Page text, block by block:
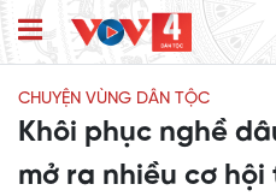
CHUYỆN VÙNG DÂN TỘC
Khôi phục nghề
mở ra nhiều cơ